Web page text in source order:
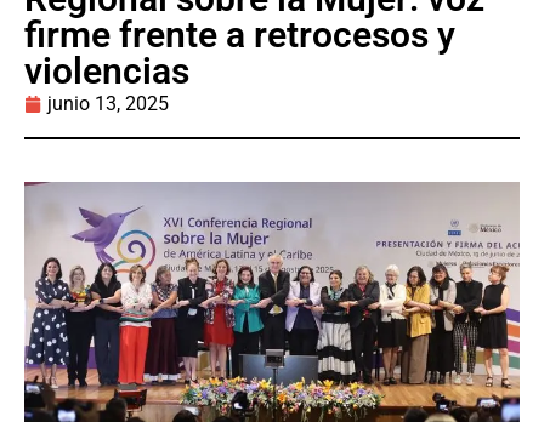
firme frente a retrocesos y
violencias
junio 13, 2025